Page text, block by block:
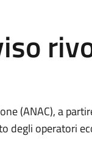
(ANAC), a
degli operatori